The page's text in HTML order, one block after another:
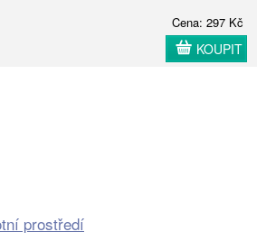
Cena: 297 Kč
KOUPIT
prostředí